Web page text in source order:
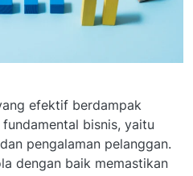
efektif berdampak
bisnis, yaitu
pengalaman pelanggan.
dengan baik memastikan